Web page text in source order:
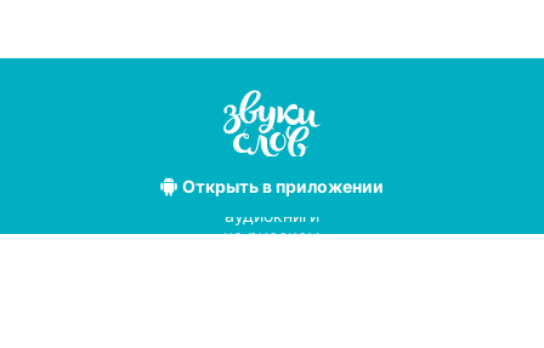
Открытьв приложении
Лучшие
аудиокниги
на русском